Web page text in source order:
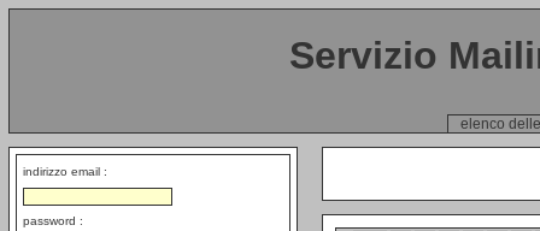
Servizio
elenco
indirizzo email :
password :